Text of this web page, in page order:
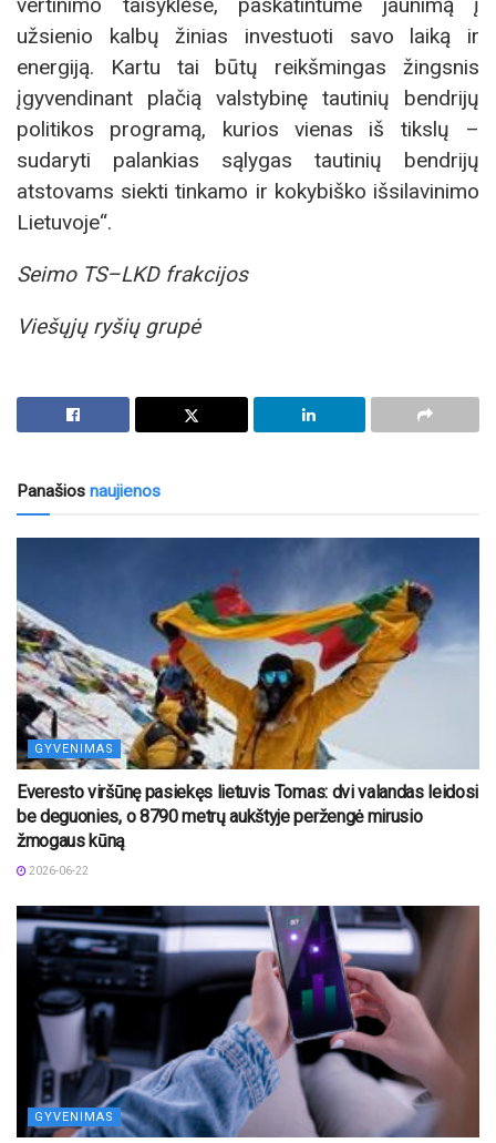
užsienio kalbų žinias investuoti savo laiką ir
energiją. Kartu tai būtų reikšmingas žingsnis
įgyvendinant plačią valstybinę tautinių bendrijų
politikos programą, kurios vienas iš tikslų –
sudaryti palankias sąlygas tautinių bendrijų
atstovams siekti tinkamo ir kokybiško išsilavinimo
Lietuvoje“.
Seimo TS–LKD frakcijos
Viešųjų ryšių grupė
Panašios naujienos
GYVENIMAS
Everesto viršūnę pasiekęs lietuvis Tomas: dvi valandas leidosi
be deguonies, o 8790 metrų aukštyje peržengė mirusio
žmogaus kūną
2026-06-22
GYVENIMAS